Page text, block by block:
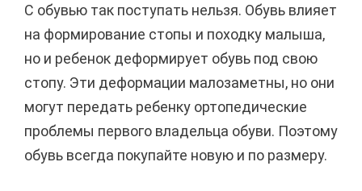
С обувью так поступать нельзя. Обувь влияет
на формирование стопы и походку малыша,
но и ребенок деформирует обувь под свою
стопу. Эти деформации малозаметны, но они
могут передать ребенку ортопедические
проблемы первого владельца обуви. Поэтому
обувь всегда покупайте новую и по размеру.